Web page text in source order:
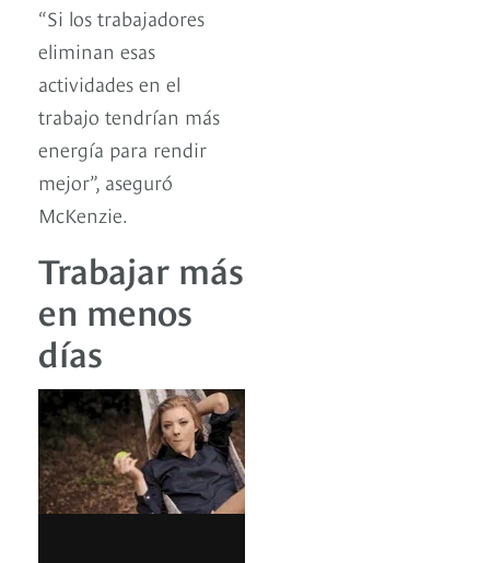
“Si los trabajadores
eliminan esas
actividades en el
trabajo tendrían más
energía para rendir
mejor”, aseguró
McKenzie.
Trabajar más
en menos
días